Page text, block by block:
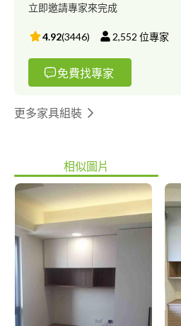
立即邀請專家來完成
4.92(3446) 2,552 位專家
免費找專家
更多家具組裝
相似圖片